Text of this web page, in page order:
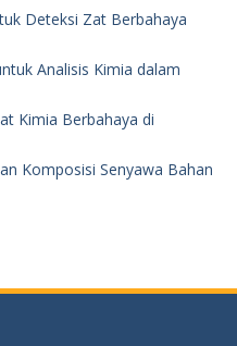
Deteksi Zat Berbahaya
Analisis Kimia dalam
Kimia Berbahaya di
Komposisi Senyawa Bahan